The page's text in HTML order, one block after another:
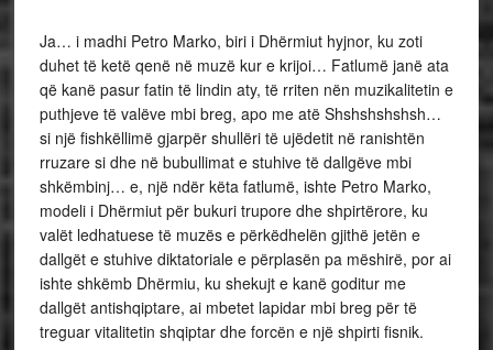
Ja… i madhi Petro Marko, biri i Dhërmiut hyjnor, ku zoti
duhet të ketë qenë në muzë kur e krijoi… Fatlumë janë ata
që kanë pasur fatin të lindin aty, të rriten nën muzikalitetin e
puthjeve të valëve mbi breg, apo me atë Shshshshshsh…
si një fishkëllimë gjarpër shullëri të ujëdetit në ranishtën
rruzare si dhe në bubullimat e stuhive të dallgëve mbi
shkëmbinj… e, një ndër këta fatlumë, ishte Petro Marko,
modeli i Dhërmiut për bukuri trupore dhe shpirtërore, ku
valët ledhatuese të muzës e përkëdhelën gjithë jetën e
dallgët e stuhive diktatoriale e përplasën pa mëshirë, por ai
ishte shkëmb Dhërmiu, ku shekujt e kanë goditur me
dallgët antishqiptare, ai mbetet lapidar mbi breg për të
treguar vitalitetin shqiptar dhe forcën e një shpirti fisnik.